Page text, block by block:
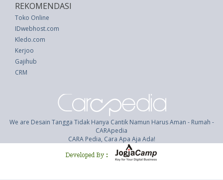
REKOMENDASI
Toko Online
IDwebhost.com
Kledo.com
Kerjoo
Gajihub
CRM
We are Desain Tangga Tidak Hanya Cantik Namun Harus Aman - Rumah -
CARApedia
CARA Pedia, Cara Apa Aja Ada!